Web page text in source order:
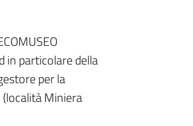
in particolare della
per la
(località Miniera